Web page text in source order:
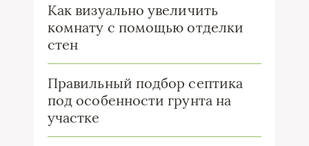
Как визуально увеличить
комнату с помощью отделки
стен
Правильный подбор септика
под особенности грунта на
участке